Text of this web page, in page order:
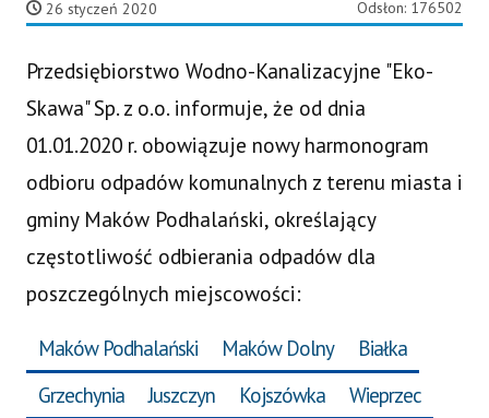
26 styczeń 2020 Odsłon: 176502
Przedsiębiorstwo Wodno-Kanalizacyjne "Eko-
Skawa" Sp. z o.o. informuje, że od dnia
01.01.2020 r. obowiązuje nowy harmonogram
odbioru odpadów komunalnych z terenu miasta i
gminy Maków Podhalański, określający
częstotliwość odbierania odpadów dla
poszczególnych miejscowości:
Maków Podhalański Maków Dolny
Białka
Grzechynia
Juszczyn Kojszówka
Wieprzec